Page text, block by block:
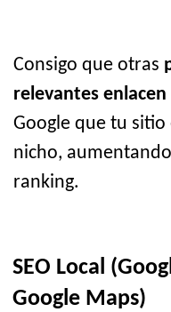
Consigo que otras
relevantes
Google que tu
nicho,
ranking.
SEO Local
Google Maps)